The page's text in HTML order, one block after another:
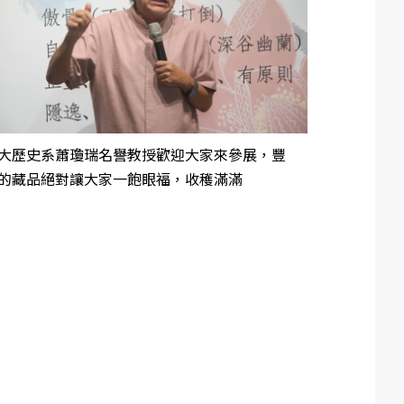
歷史系蕭瓊瑞名譽教授歡迎大家來參展，豐
藏品絕對讓大家一飽眼福，收穫滿滿